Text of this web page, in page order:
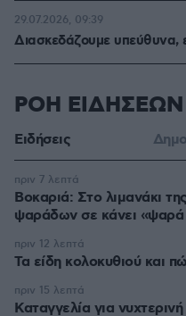
Διασκεδάζουμε υπεύθυνα,
29.07.2026, 09:39
ΡΟΗ ΕΙΔΗΣΕΩΝ
Ειδήσεις
Βοκαριά: Στο λιμανάκι
ψαράδων σε κάνει «ψαρά
πριν 7 λεπτά
Τα είδη κολοκυθιού και
πριν 12 λεπτά
Καταγγελία για
πριν 15 λεπτά